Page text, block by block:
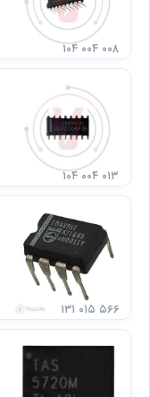
۱۰۴ ۰۰۴ ۰۰۸
۱۰۴ ۰۰۴ ۰۱۳
۱۳۱ ۰۱۵ ۵۶۶